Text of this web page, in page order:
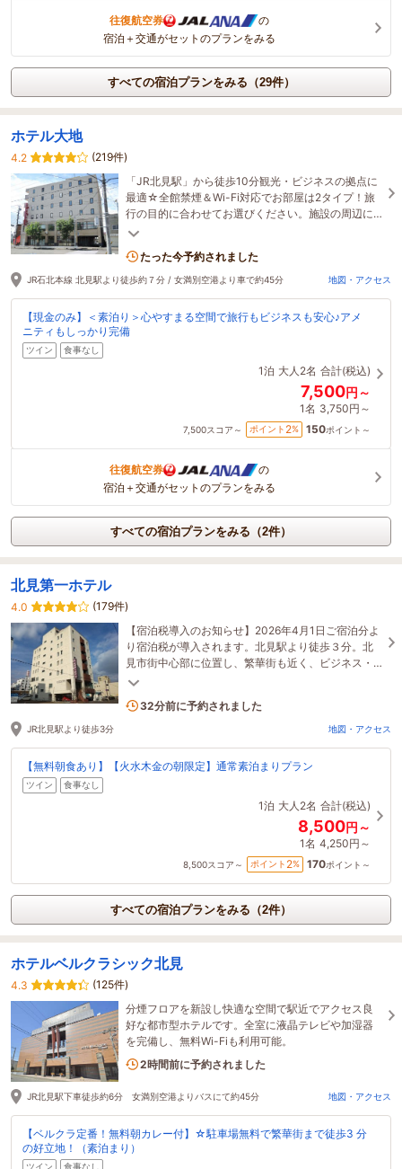
往復航空券
の
宿泊＋交通がセットのプランをみる
すべての宿泊プランをみる（29件）
ホテル大地
4.2
(219件)
「JR北見駅」から徒歩10分観光・ビジネスの拠点に
最適☆全館禁煙＆Wi-Fi対応でお部屋は2タイプ！旅
行の目的に合わせてお選びください。施設の周辺に
は飲食店多数なので夜の飲み歩きが楽しいエリアで
たった今予約されました
JR石北本線 北見駅より徒歩約７分 / 女満別空港より車で約45分 地図・アクセス
【現金のみ】＜素泊り＞心やすまる空間で旅行もビジネスも安心♪アメ
ニティもしっかり完備
ツイン 食事なし
1泊 大人2名 合計(税込)
7,500円～
1名 3,750円～
7,500スコア～ ポイント 2% 150ポイント～
往復航空券
の
宿泊＋交通がセットのプランをみる
すべての宿泊プランをみる（2件）
北見第一ホテル
4.0
(179件)
【宿泊税導入のお知らせ】2026年4月1日ご宿泊分よ
り宿泊税が導入されます。北見駅より徒歩３分。北
見市街中心部に位置し、繁華街も近く、ビジネス・
観光・ツーリングの拠点として最高の利便性。
1名がこの宿を見ています
JR北見駅より徒歩3分 地図・アクセス
【無料朝食あり】【火水木金の朝限定】通常素泊まりプラン
ツイン 食事なし
1泊 大人2名 合計(税込)
8,500円～
1名 4,250円～
8,500スコア～ ポイント 2% 170ポイント～
すべての宿泊プランをみる（2件）
ホテルベルクラシック北見
4.3
(125件)
分煙フロアを新設し快適な空間で駅近でアクセス良
好な都市型ホテルです。全室に液晶テレビや加湿器
を完備し、無料Wi-Fiも利用可能。
1名がこの宿を見ています
JR北見駅下車徒歩約6分 女満別空港よりバスにて約45分 地図・アクセス
【ベルクラ定番！無料朝カレー付】☆駐車場無料で繁華街まで徒歩3 分
の好立地！（素泊まり）
ツイン 食事なし